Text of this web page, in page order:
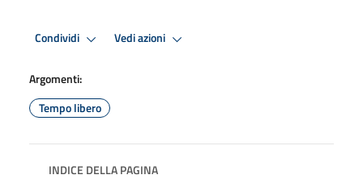
Condividi Vedi azioni
Argomenti:
Tempo libero
INDICE DELLA PAGINA